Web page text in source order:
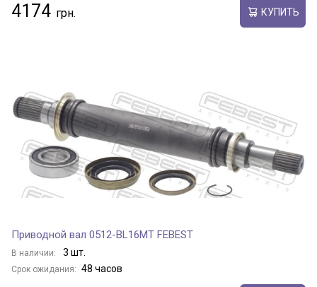
4174 КУПИТЬ
Приводной вал 0512-BL16MT FEBEST
В наличии: 3 шт.
Срок ожидания: 48 часов